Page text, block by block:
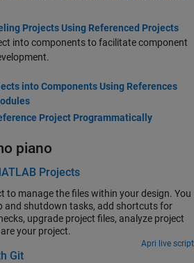
Projects Using Referenced Projects
into components to facilitate component
into Components Using References
Project Programmatically
piano
Projects
to manage the files within your design. You
and shutdown tasks, add shortcuts for
upgrade project files, analyze project
your project.
Apri live script
Git